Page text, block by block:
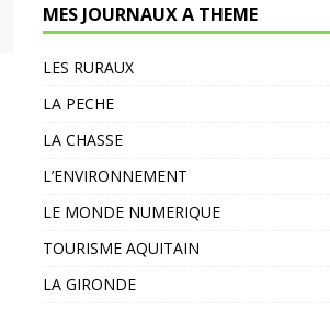
MES JOURNAUX A THEME
LES RURAUX
LA PECHE
LA CHASSE
L’ENVIRONNEMENT
LE MONDE NUMERIQUE
TOURISME AQUITAIN
LA GIRONDE